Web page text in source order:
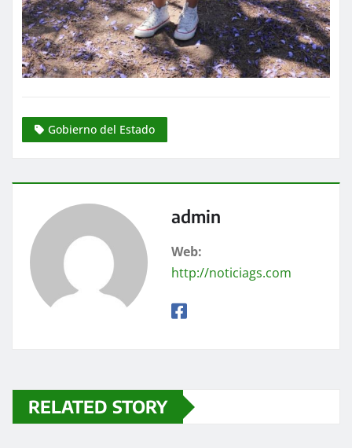
Gobierno del Estado
admin
Web:
http://noticiags.com
RELATED STORY